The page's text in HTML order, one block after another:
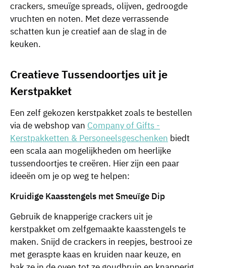
crackers, smeuïge spreads, olijven, gedroogde
vruchten en noten. Met deze verrassende
schatten kun je creatief aan de slag in de
keuken.
Creatieve Tussendoortjes uit je
Kerstpakket
Een zelf gekozen kerstpakket zoals te bestellen
via de webshop van Company of Gifts -
Kerstpakketten & Personeelsgeschenken biedt
een scala aan mogelijkheden om heerlijke
tussendoortjes te creëren. Hier zijn een paar
ideeën om je op weg te helpen:
Kruidige Kaasstengels met Smeuïge Dip
Gebruik de knapperige crackers uit je
kerstpakket om zelfgemaakte kaasstengels te
maken. Snijd de crackers in reepjes, bestrooi ze
met geraspte kaas en kruiden naar keuze, en